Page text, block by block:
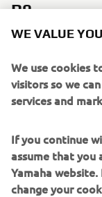
R9
WE VALUE
We use cookies
visitors so we
services and
If you continue
assume that you
Yamaha
change your